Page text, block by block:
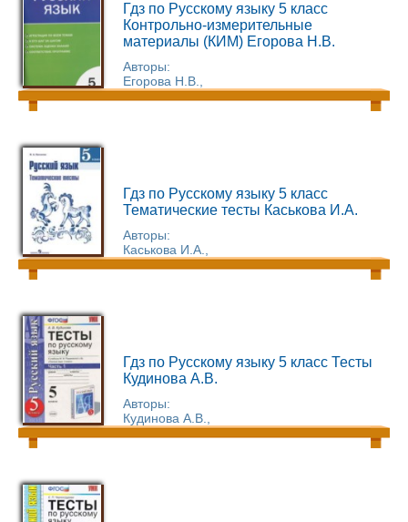
Гдз по Русскому языку 5 класс
Контрольно-измерительные
материалы (КИМ) Егорова Н.В.
Авторы:
Егорова Н.В.,
Гдз по Русскому языку 5 класс
Тематические тесты Каськова И.А.
Авторы:
Каськова И.А.,
Гдз по Русскому языку 5 класс Тесты
Кудинова А.В.
Авторы:
Кудинова А.В.,